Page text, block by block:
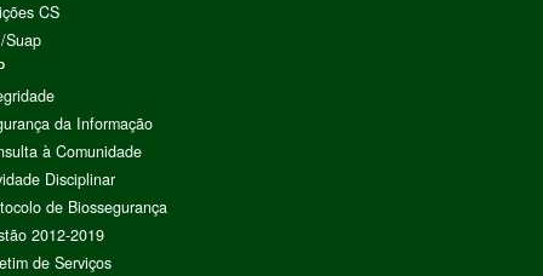
CS
Suap
da Informação
à Comunidade
Disciplinar
de Biossegurança
2012-2019
de Serviços